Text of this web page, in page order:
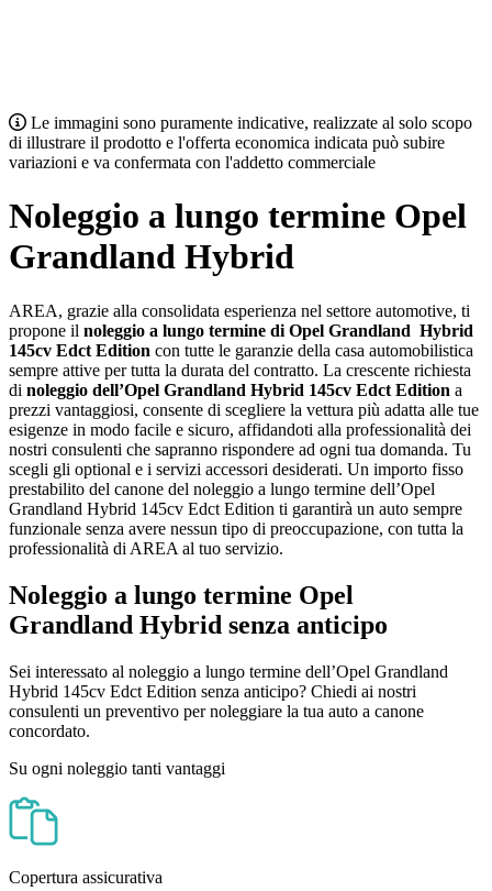
Le immagini sono puramente indicative, realizzate al solo scopo
di illustrare il prodotto e l'offerta economica indicata può subire
variazioni e va confermata con l'addetto commerciale
Noleggio a lungo termine Opel
Grandland Hybrid
AREA, grazie alla consolidata esperienza nel settore automotive, ti
propone il noleggio a lungo termine di Opel Grandland Hybrid
145cv Edct Edition con tutte le garanzie della casa automobilistica
sempre attive per tutta la durata del contratto. La crescente richiesta
di noleggio dell’Opel Grandland Hybrid 145cv Edct Edition a
prezzi vantaggiosi, consente di scegliere la vettura più adatta alle tue
esigenze in modo facile e sicuro, affidandoti alla professionalità dei
nostri consulenti che sapranno rispondere ad ogni tua domanda. Tu
scegli gli optional e i servizi accessori desiderati. Un importo fisso
prestabilito del canone del noleggio a lungo termine dell’Opel
Grandland Hybrid 145cv Edct Edition ti garantirà un auto sempre
funzionale senza avere nessun tipo di preoccupazione, con tutta la
professionalità di AREA al tuo servizio.
Noleggio a lungo termine Opel
Grandland Hybrid senza anticipo
Sei interessato al noleggio a lungo termine dell’Opel Grandland
Hybrid 145cv Edct Edition senza anticipo? Chiedi ai nostri
consulenti un preventivo per noleggiare la tua auto a canone
concordato.
Su ogni noleggio tanti vantaggi
Copertura assicurativa